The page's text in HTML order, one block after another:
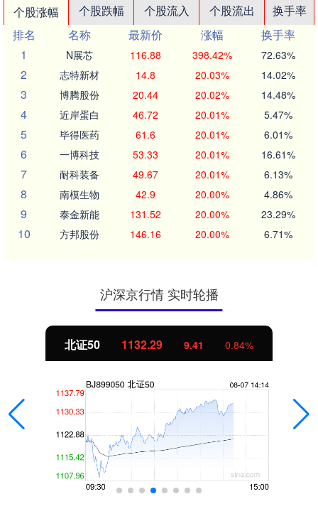
个股涨幅 个股跌幅 个股流入 个股流出
换手率
排名
名称 最新价 涨幅
换手率
1
N展芯 116.88 398.42% 72.63%
2 志特新材 14.8 20.03% 14.02%
3 博腾股份 20.44 20.02% 14.48%
4 近岸蛋白 46.72 20.01% 5.47%
5 毕得医药 61.6 20.01% 6.01%
6 一博科技 53.33 20.01% 16.61%
7 耐科装备 49.67 20.01% 6.13%
8 南模生物 42.9 20.00% 4.86%
9 泰金新能 131.52 20.00% 23.29%
10 方邦股份 146.16 20.00% 6.71%
沪深京行情 实时轮播
北证50 1132.29 9.41 0.84%